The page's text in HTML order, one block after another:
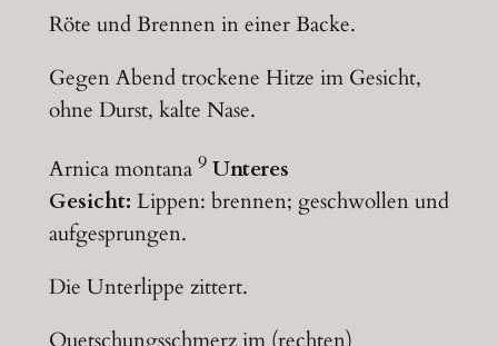
Röte und Brennen in einer Backe.
Gegen Abend trockene Hitze im Gesicht,
ohne Durst, kalte Nase.
Arnica montana 9 Unteres
Gesicht: Lippen: brennen; geschwollen und
aufgesprungen.
Die Unterlippe zittert.